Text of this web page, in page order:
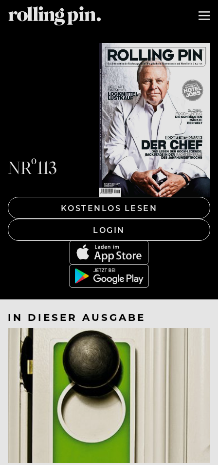
NRº113
KOSTENLOS LESEN
LOGIN
IN DIESER AUSGABE